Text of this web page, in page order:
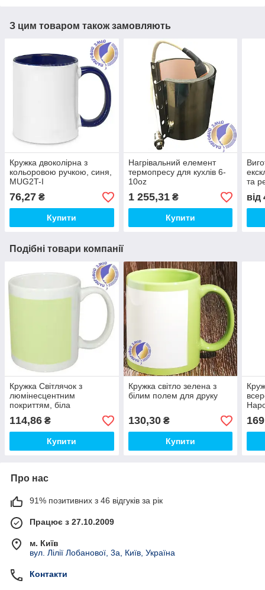
З цим товаром також замовляють
Кружка двоколірна з
кольоровою ручкою, синя,
MUG2T-I
76,27 ₴
Купити
Нагрівальний елемент
термопресу для кухлів 6-
10oz
1 255,31₴
Купити
та
від
Подібні товари компанії
Кружка Світлячок з
люмінесцентним
покриттям, біла
114,86 ₴
Купити
Кружка світло зелена з
білим полем для друку
130,30₴
Купити
Про нас
91% позитивних з 46 відгуків за рік
Працює з 27.10.2009
м. Київ
вул. Лілії Лобанової, 3а, Київ, Україна
Контакти